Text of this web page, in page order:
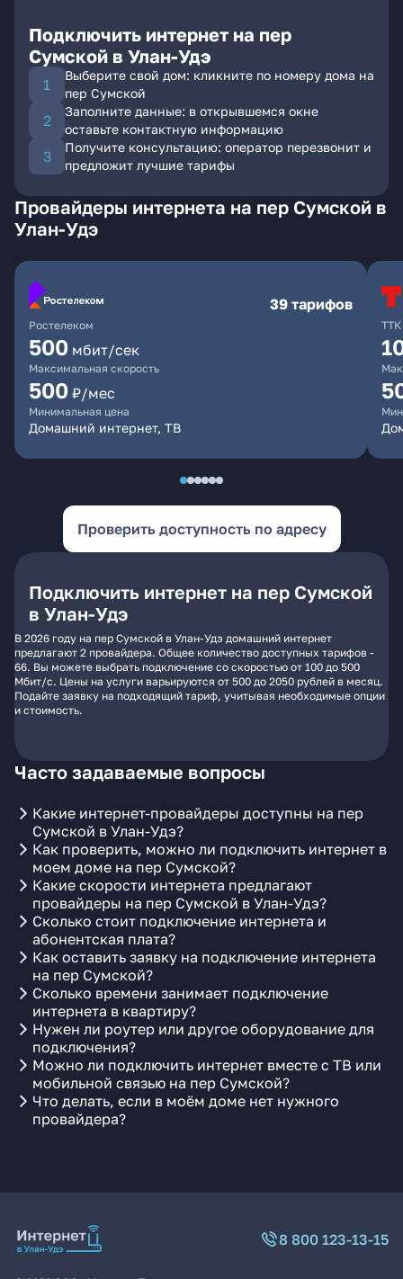
Подключить интернет на пер
Сумской в Улан-Удэ
Выберите свой дом: кликните по номеру дома на
пер Сумской
Заполните данные: в открывшемся окне
оставьте контактную информацию
Получите консультацию: оператор перезвонит и
предложит лучшие тарифы
Провайдеры интернета на пер Сумской в
Улан-Удэ
Ростелеком
39 тарифов
500 мбит/сек
Максимальная скорость
500 ₽/мес
Минимальная цена
Домашний интернет, ТВ
ТТК
Проверить доступность по адресу
Подключить интернет на пер Сумской
в Улан-Удэ
В 2026 году на пер Сумской в Улан-Удэ домашний интернет
предлагают 2 провайдера. Общее количество доступных тарифов -
66. Вы можете выбрать подключение со скоростью от 100 до 500
Мбит/с. Цены на услуги варьируются от 500 до 2050 рублей в месяц.
Подайте заявку на подходящий тариф, учитывая необходимые опции
и стоимость.
Часто задаваемые вопросы
Какие интернет-провайдеры доступны на пер
Сумской в Улан-Удэ?
Как проверить, можно ли подключить интернет в
моем доме на пер Сумской?
Какие скорости интернета предлагают
провайдеры на пер Сумской в Улан-Удэ?
Сколько стоит подключение интернета и
абонентская плата?
Как оставить заявку на подключение интернета
на пер Сумской?
Сколько времени занимает подключение
интернета в квартиру?
Нужен ли роутер или другое оборудование для
подключения?
Можно ли подключить интернет вместе с ТВ или
мобильной связью на пер Сумской?
Что делать, если в моём доме нет нужного
провайдера?
8 800 123-13-15